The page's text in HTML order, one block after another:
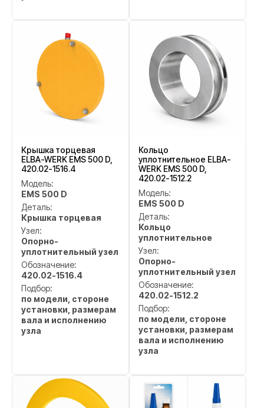
Крышка торцевая
ELBA-WERK EMS 500 D,
420.02-1516.4
Модель:
EMS 500 D
Деталь:
Крышка торцевая
Узел:
Опорно-
уплотнительный узел
Обозначение:
420.02-1516.4
Подбор:
по модели, стороне
установки, размерам
вала и исполнению
узла
Кольцо
уплотнительное ELBA-
WERK EMS 500 D,
420.02-1512.2
Модель:
EMS 500 D
Деталь:
Кольцо
уплотнительное
Узел:
Опорно-
уплотнительный узел
Обозначение:
420.02-1512.2
Подбор:
по модели, стороне
установки, размерам
вала и исполнению
узла